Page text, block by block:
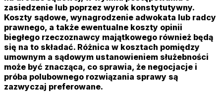
zasiedzenie lub poprzez wyrok konstytutywny.
Koszty sądowe, wynagrodzenie adwokata lub radcy
prawnego, a także ewentualne koszty opinii
biegłego rzeczoznawcy majątkowego również będą
się na to składać. Różnica w kosztach pomiędzy
umownym a sądowym ustanowieniem służebności
może być znacząca, co sprawia, że negocjacje i
próba polubownego rozwiązania sprawy są
zazwyczaj preferowane.